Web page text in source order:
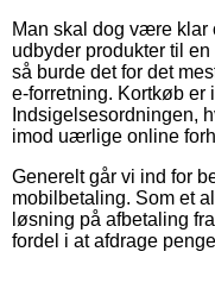
Man skal dog være klar
udbyder produkter til
så burde det for det
e-forretning. Kortkøb er
Indsigelsesordningen,
imod uærlige online
Generelt går vi ind for
mobilbetaling. Som et
løsning på afbetaling
fordel i at afdrage